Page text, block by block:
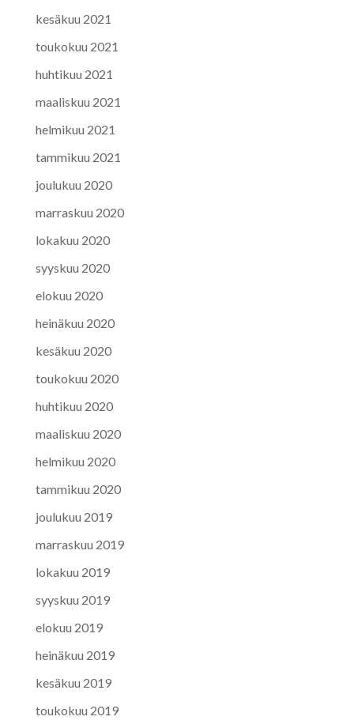
kesäkuu 2021
toukokuu 2021
huhtikuu 2021
maaliskuu 2021
helmikuu 2021
tammikuu 2021
joulukuu 2020
marraskuu 2020
lokakuu 2020
syyskuu 2020
elokuu 2020
heinäkuu 2020
kesäkuu 2020
toukokuu 2020
huhtikuu 2020
maaliskuu 2020
helmikuu 2020
tammikuu 2020
joulukuu 2019
marraskuu 2019
lokakuu 2019
syyskuu 2019
elokuu 2019
heinäkuu 2019
kesäkuu 2019
toukokuu 2019